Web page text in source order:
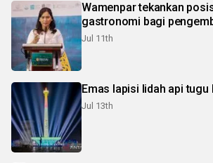
Wamenpar tekankan
gastronomi bagi
Jul 11th
Emas lapisi lidah api tugu
Jul 13th